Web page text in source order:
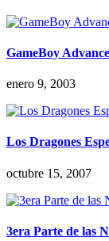
GameBoy
enero 9, 2003
Los Dragones
octubre 15, 2007
3era Parte de las